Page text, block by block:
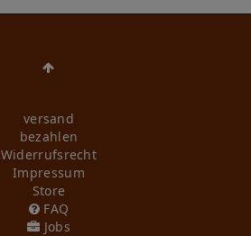
versand
bezahlen
Widerrufs­recht
Impressum
Store
FAQ
Jobs